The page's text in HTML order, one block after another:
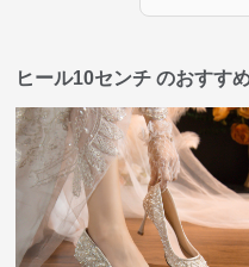
ヒール10センチ のおすす